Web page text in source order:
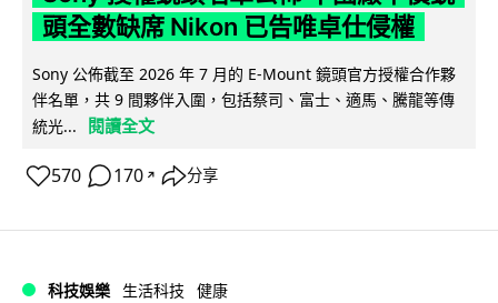
頭全數缺席 Nikon 已告唯卓仕侵權
Sony 公佈截至 2026 年 7 月的 E-Mount 鏡頭官方授權合作夥
伴名單，共 9 間夥伴入圍，包括蔡司、富士、適馬、騰龍等傳
統光...
閱讀全文
570 170 ↗ 分享
科技娛樂 生活科技 健康